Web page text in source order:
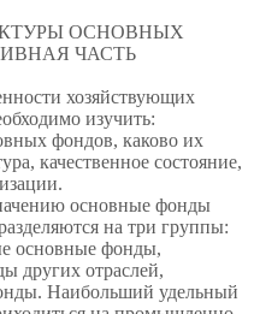
ОСНОВНЫХ
ЧАСТЬ
хозяйствующих
изучить:
фондов, каково их
качественное состояние,
основные фонды
на три группы:
основные фонды,
других отраслей,
Наибольший удельный